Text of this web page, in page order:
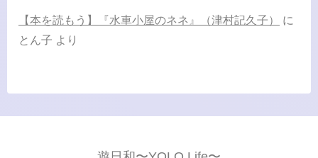
【本を読もう】『水車小屋のネネ』（津村記久子）
に
とん子 より